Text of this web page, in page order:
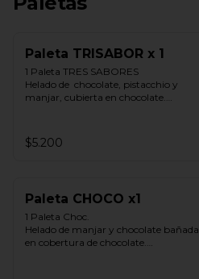
Paleta TRISABOR x 1
1 Paleta TRES SABORES
Helado de  chocolate, pistacchio y
manjar, cubierta en chocolate.
**FOTO REFERENCIAL**
$5.200
Paleta CHOCO x1
1 Paleta Choc.
Helado de manjar y chocolate bañada
en cobertura de chocolate.